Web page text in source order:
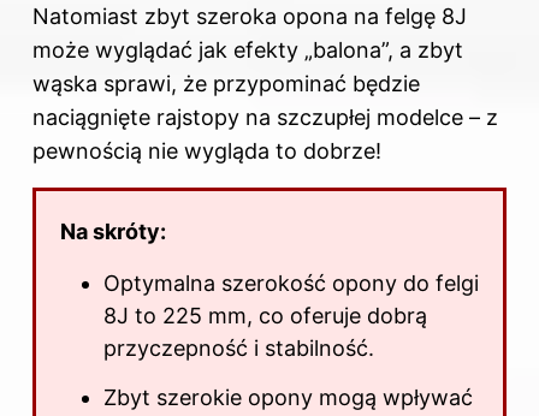
Natomiast zbyt szeroka opona na felgę 8J
może wyglądać jak efekty „balona”, a zbyt
wąska sprawi, że przypominać będzie
naciągnięte rajstopy na szczupłej modelce – z
pewnością nie wygląda to dobrze!
Na skróty:
Optymalna szerokość opony do felgi
8J to 225 mm, co oferuje dobrą
przyczepność i stabilność.
Zbyt szerokie opony mogą wpływać